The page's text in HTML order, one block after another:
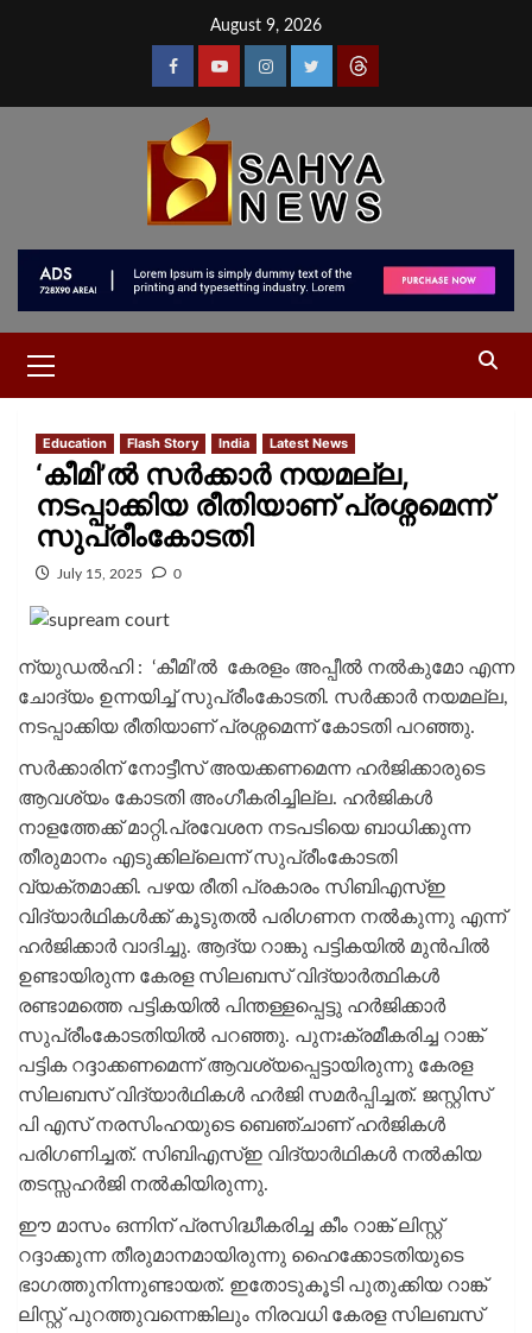
August 9, 2026
Education Flash Story India Latest News
‘കീമി’ൽ സർക്കാർ നയമല്ല,
നടപ്പാക്കിയ രീതിയാണ് പ്രശ്നമെന്ന്
സുപ്രീംകോടതി
July 15, 2025 0
ന്യുഡൽഹി : ‘കീമി’ൽ കേരളം അപ്പീൽ നൽകുമോ എന്ന
ചോദ്യം ഉന്നയിച്ച്‌ സുപ്രീംകോടതി. സർക്കാർ നയമല്ല,
നടപ്പാക്കിയ രീതിയാണ് പ്രശ്നമെന്ന് കോടതി പറഞ്ഞു.
സർക്കാരിന് നോട്ടീസ് അയക്കണമെന്ന ഹർജിക്കാരുടെ
ആവശ്യം കോടതി അംഗീകരിച്ചില്ല. ഹർജികൾ
നാളത്തേക്ക് മാറ്റി.പ്രവേശന നടപടിയെ ബാധിക്കുന്ന
തീരുമാനം എടുക്കില്ലെന്ന് സുപ്രീംകോടതി
വ്യക്തമാക്കി. പഴയ രീതി പ്രകാരം സിബിഎസ്ഇ
വിദ്യാർഥികൾക്ക് കൂടുതൽ പരിഗണന നൽകുന്നു എന്ന്
ഹർജിക്കാർ വാദിച്ചു. ആദ്യ റാങ്കു പട്ടികയിൽ മുൻപിൽ
ഉണ്ടായിരുന്ന കേരള സിലബസ് വിദ്യാർത്ഥികൾ
രണ്ടാമത്തെ പട്ടികയിൽ പിന്തള്ളപ്പെട്ടു ഹർജിക്കാർ
സുപ്രീംകോടതിയിൽ പറഞ്ഞു. പുനഃക്രമീകരിച്ച റാങ്ക്
പട്ടിക റദ്ദാക്കണമെന്ന് ആവശ്യപ്പെട്ടായിരുന്നു കേരള
സിലബസ് വിദ്യാർഥികൾ ഹർജി സമർപ്പിച്ചത്. ജസ്റ്റിസ്
പി എസ് നരസിംഹയുടെ ബെഞ്ചാണ് ഹർജികൾ
പരിഗണിച്ചത്. സിബിഎസ്ഇ വിദ്യാർഥികൾ നൽകിയ
തടസ്സഹർജി നൽകിയിരുന്നു.
ഈ മാസം ഒന്നിന് പ്രസിദ്ധീകരിച്ച കീം റാങ്ക് ലിസ്റ്റ്
റദ്ദാക്കുന്ന തീരുമാനമായിരുന്നു ഹൈക്കോടതിയുടെ
ഭാഗത്തുനിന്നുണ്ടായത്. ഇതോടുകൂടി പുതുക്കിയ റാങ്ക്
ലിസ്റ്റ് പുറത്തുവന്നെങ്കിലും നിരവധി കേരള സിലബസ്